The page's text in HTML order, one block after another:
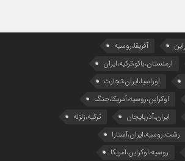
آفریقا،روسیه
ارمنستان،باکو،ترکیه،ایران
اوراسیا،ایران،تجارت
اوکراین،روسیه،آمریکا،جنگ
ایران،آذربایجان
ترکیه،زلزله
رشت،روسیه،ایران،آستارا
روسیه،اوکراین،آمریکا